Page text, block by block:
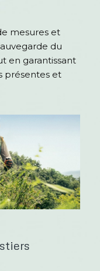
mesures et
du
en garantissant
présentes et